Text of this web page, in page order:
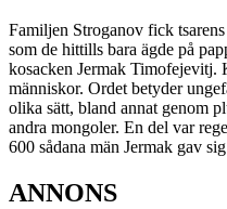
Familjen Stroganov fick
som de hittills bara ägde på
kosacken Jermak Timofejevitj.
människor. Ordet betyder
olika sätt, bland annat genom
andra mongoler. En del var
600 sådana män Jermak gav
ANNONS